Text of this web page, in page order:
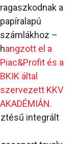
ragaszkodnak a
papíralapú
számlákhoz –
hangzott el a
Piac&Profit és a
BKIK által
szervezett KKV
AKADÉMIÁN.
integrált